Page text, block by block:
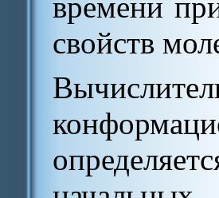
свойств